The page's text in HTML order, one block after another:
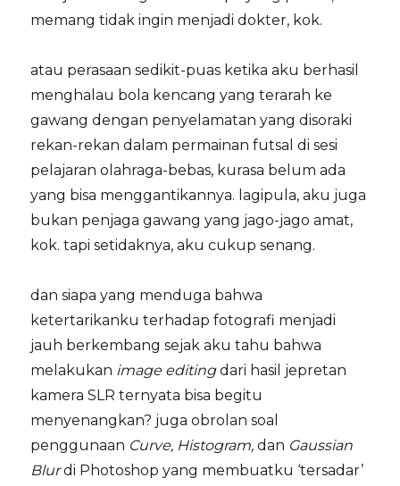
memang tidak ingin menjadi dokter, kok.
atau perasaan sedikit-puas ketika aku berhasil
menghalau bola kencang yang terarah ke
gawang dengan penyelamatan yang disoraki
rekan-rekan dalam permainan futsal di sesi
pelajaran olahraga-bebas, kurasa belum ada
yang bisa menggantikannya. lagipula, aku juga
bukan penjaga gawang yang jago-jago amat,
kok. tapi setidaknya, aku cukup senang.
dan siapa yang menduga bahwa
ketertarikanku terhadap fotografi menjadi
jauh berkembang sejak aku tahu bahwa
melakukan image editingdari hasil jepretan
kamera SLR ternyata bisa begitu
menyenangkan? juga obrolan soal
penggunaan Curve, Histogram,dan Gaussian
Blurdi Photoshop yang membuatku ‘tersadar’